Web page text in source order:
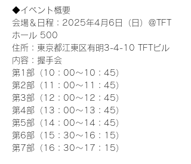
◆イベント概要
会場＆日程：2025年4月6日（日）＠TFT
ホール 500
住所：東京都江東区有明3-4-10 TFTビル
内容：握手会
第1部（10：00～10：45）
第2部（11：00～11：45）
第3部（12：00～12：45）
第4部（13：00～13：45）
第5部（14：00～14：45）
第6部（15：30～16：15）
第7部（16：30～17：15）